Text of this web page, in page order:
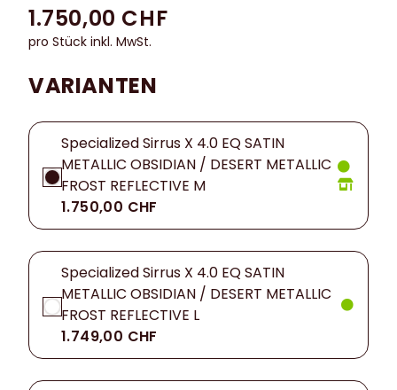
1.750,00 CHF
pro Stück inkl. MwSt.
VARIANTEN
Specialized Sirrus X 4.0 EQ SATIN
METALLIC OBSIDIAN / DESERT METALLIC
FROST REFLECTIVE M
1.750,00 CHF
Specialized Sirrus X 4.0 EQ SATIN
METALLIC OBSIDIAN / DESERT METALLIC
FROST REFLECTIVE L
1.749,00 CHF